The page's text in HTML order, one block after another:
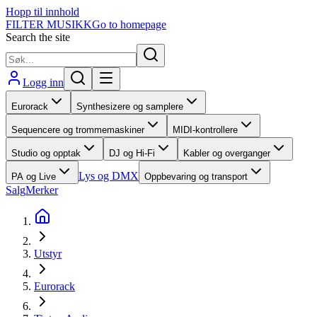
Hopp til innhold
FILTER MUSIKKGo to homepage
Search the site
Logg inn
Eurorack Synthesizere og samplere
Sequencere og trommemaskiner MIDI-kontrollere
Studio og opptak DJ og Hi-Fi Kabler og overganger
PA og Live Lys og DMX Oppbevaring og transport
SalgMerker
Utstyr
Eurorack